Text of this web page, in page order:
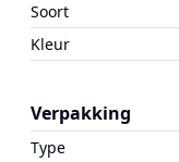
Soort
Kleur
Verpakking
Type